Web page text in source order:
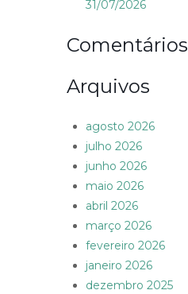
31/07/2026
Comentários
Arquivos
agosto 2026
julho 2026
junho 2026
maio 2026
abril 2026
março 2026
fevereiro 2026
janeiro 2026
dezembro 2025